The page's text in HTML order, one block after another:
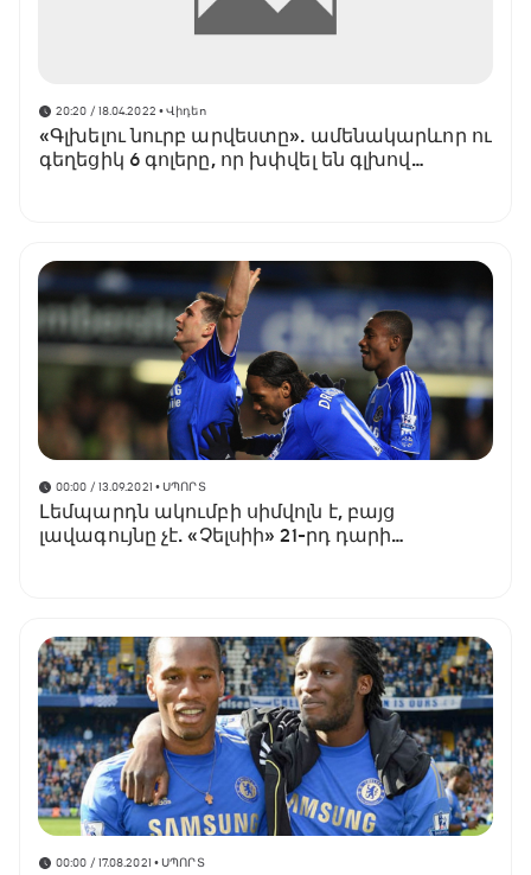
20:20 / 18.04.2022 • Վիդեո
«Գլխելու նուրբ արվեստը». ամենակարևոր ու
գեղեցիկ 6 գոլերը, որ խփվել են գլխով
00:00 / 13.09.2021 • ՍՊՈՐՏ
Լեմպարդն ակումբի սիմվոլն է, բայց
լավագույնը չէ. «Չելսիի» 21-րդ դարի
00:00 / 17.08.2021 • ՍՊՈՐՏ